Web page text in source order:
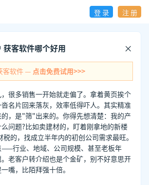
登 录 注 册
获客软件哪个好用
客软件 — 点击免费试用>>>
很多销售一开始就走偏了。拿着黄页挨个
名片回来落灰，效率低得吓人。其实精准
，是"筛"出来的。你得先想清楚：我的产
问题?比如卖建材的，盯着刚拿地的新楼
的，找成立半年内的初创公司需求最旺。
行业、地域、公司规模、甚至老板年
老客户转介绍也是个金矿，别不好意思开
嘴，比陌拜强十倍。